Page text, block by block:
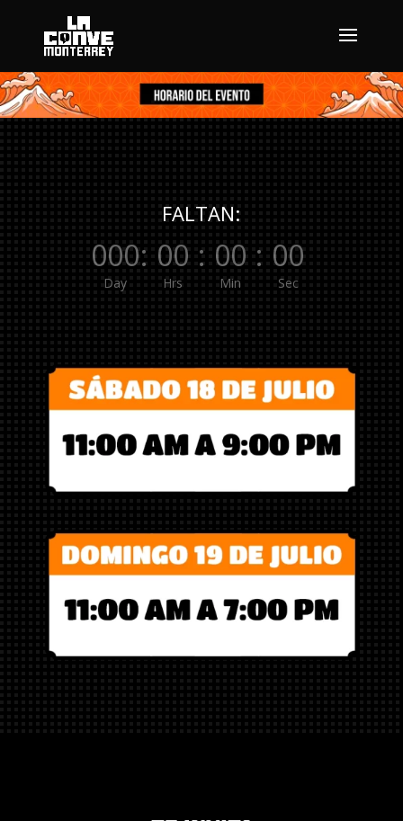
FALTAN:
000
Day
: 00
Hrs
: 00
Min
: 00
Sec